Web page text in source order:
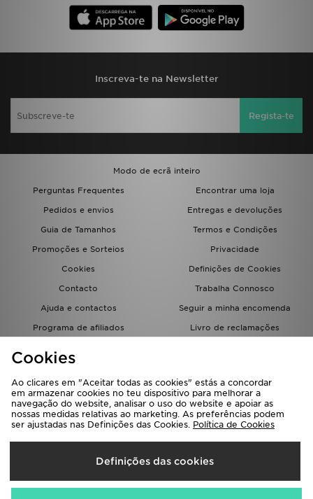
Inscreva-te na Newsletter
Regista-te
Modo de ecrã inteiro
Perguntas Frequentes
Encontrar uma loja
Pedidos e envios
Entregas e devoluções
Guia de Tamanhos
Termos e Condições
Promoções e Sorteios
Privacidade
Cookies
Definições de Cookies
Contacto
Trabalha Connosco
Ajuda e contactos
Seguir a minha encomenda
Programa de afiliados
Livro de reclamações
Seleciona O País
Portugal
SUBSCREVE
ATENÇÃO AO CLIENTE
FAQs
Cookies
Ao clicares em "Aceitar todas as cookies" estás a concordar
em armazenar cookies no teu dispositivo para melhorar a
navegação do website, analisar o uso do website e apoiar as
nossas medidas relativas ao marketing. As preferências podem
ser ajustadas nas Definições das Cookies. Política de Cookies
Definições das cookies